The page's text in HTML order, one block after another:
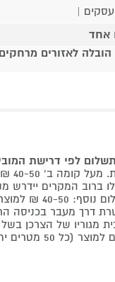
הובלה לאזורים
לפי דרישת
מסכים עד 65 אינץ' בין 50-80 ₪
אינץ' ומעלה 80-100 ₪.
הראשית עד קומה
כקומה נוספת).